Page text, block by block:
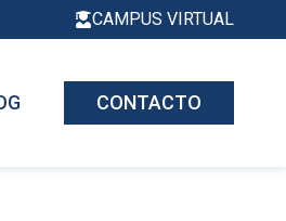
CAMPUS VIRTUAL
CONTACTO